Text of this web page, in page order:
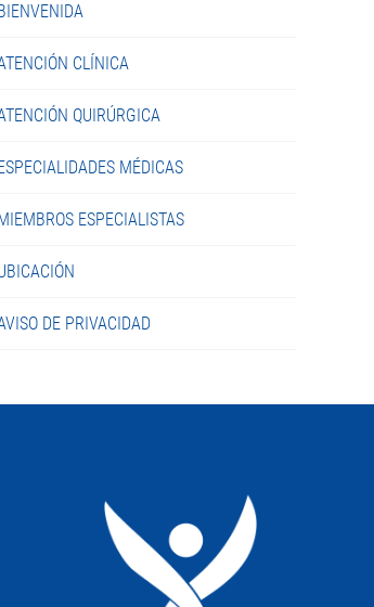
CLÍNICA
QUIRÚRGICA
MÉDICAS
ESPECIALISTAS
DE PRIVACIDAD